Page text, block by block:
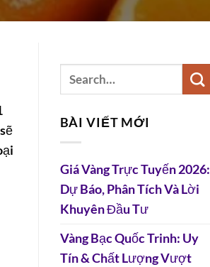
BÀI VIẾT MỚI
Giá Vàng Trực Tuyến 2026:
Dự Báo, Phân Tích Và Lời
Khuyên Đầu Tư
Vàng Bạc Quốc Trinh: Uy
Tín & Chất Lượng Vượt